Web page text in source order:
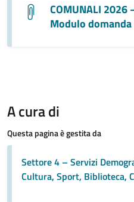
COMUNALI
Modulo
A cura di
Questa pagina è gestita da
Settore 4 – Servizi
Cultura, Sport, Biblioteca,